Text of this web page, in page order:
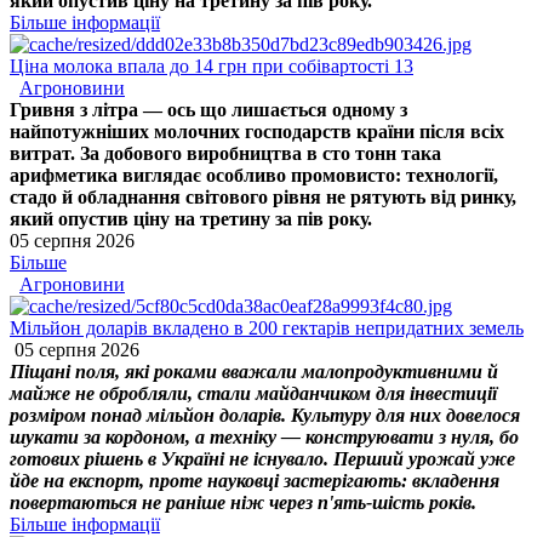
Більше інформації
Ціна молока впала до 14 грн при собівартості 13
Агроновини
Гривня з літра — ось що лишається одному з
найпотужніших молочних господарств країни після всіх
витрат. За добового виробництва в сто тонн така
арифметика виглядає особливо промовисто: технології,
стадо й обладнання світового рівня не рятують від ринку,
який опустив ціну на третину за пів року.
05 серпня 2026
Більше
Агроновини
Мільйон доларів вкладено в 200 гектарів непридатних земель
05 серпня 2026
Піщані поля, які роками вважали малопродуктивними й
майже не обробляли, стали майданчиком для інвестиції
розміром понад мільйон доларів. Культуру для них довелося
шукати за кордоном, а техніку — конструювати з нуля, бо
готових рішень в Україні не існувало. Перший урожай уже
йде на експорт, проте науковці застерігають: вкладення
повертаються не раніше ніж через п'ять-шість років.
Більше інформації